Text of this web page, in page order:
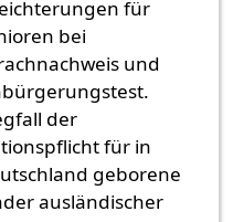
für
bei
und
der
für in
geborene
ausländischer